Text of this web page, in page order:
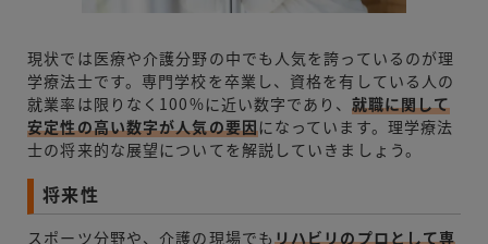
現状では医療や介護分野の中でも人気を誇っているのが理
学療法士です。専門学校を卒業し、資格を有している人の
就業率は限りなく100%に近い数字であり、 就職に関して
安定性の高い数字が人気の要因になっています。理学療法
士の将来的な展望についてを解説していきましょう。
将来性
スポーツ分野や、介護の現場でもリハビリのプロとして専